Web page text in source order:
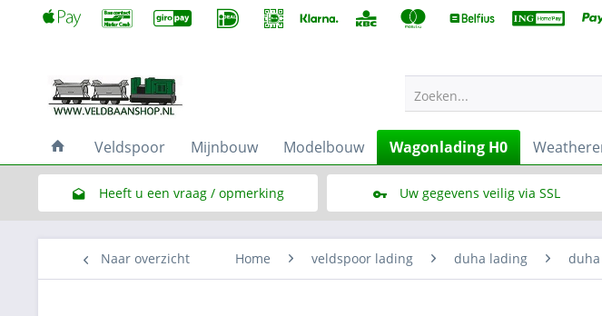
Zoeken...
Veldspoor Mijnbouw Modelbouw Wagonlading H0
Heeft u een vraag / opmerking Uw gegevens veilig via SSL
Naar overzicht
Home veldspoor lading duha lading duha